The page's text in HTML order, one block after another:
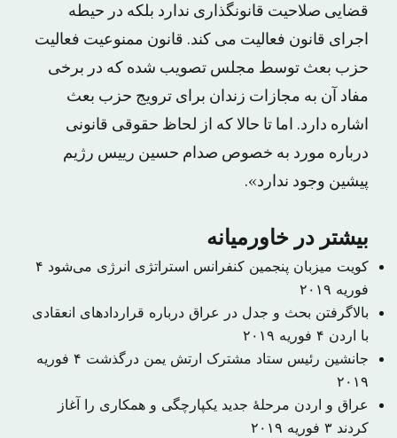
قضایی صلاحیت قانونگذاری ندارد بلکه در حیطه
اجرای قانون فعالیت می کند. قانون ممنوعیت فعالیت
حزب بعث توسط مجلس تصویب شده که در برخی
مفاد آن به مجازات زندان برای ترویج حزب بعث
اشاره دارد. اما تا حالا که از لحاظ حقوقی قانونی
درباره مورد به خصوص صدام حسین رییس رژیم
پیشین وجود ندارد».
بیشتر در خاورمیانه
کویت میزبان پنجمین کنفرانس استراتژی انرژی می‌شود ۴
فوریه ۲۰۱۹
بالاگرفتن بحث و جدل در عراق درباره قراردادهای انعقادی
با اردن ۴ فوریه ۲۰۱۹
جانشین رئیس ستاد مشترک ارتش یمن درگذشت
۴ فوریه
۲۰۱۹
عراق و اردن مرحلهٔ جدید یکپارچگی و همکاری را آغاز
کردند ۳ فوریه ۲۰۱۹